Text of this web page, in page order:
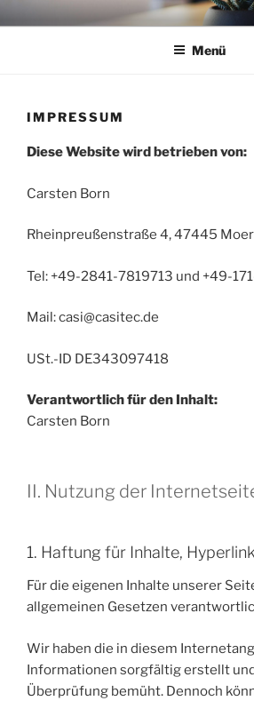
InhaltCASITEC
Der JTL-Servicepartner, der mehr kann als
Menü
IMPRESSUM
Diese Website wird betrieben von:
Carsten Born
Rheinpreußenstraße 4, 47445
Tel: +49-2841-7819713 und +49-
Mail: casi@casitec.de
USt.-ID DE343097418
Verantwortlich für den Inhalt:
Carsten Born
II. Nutzung der
1. Haftung für Inhalte,
Für die eigenen Inhalte unserer
allgemeinen Gesetzen
Wir haben die in diesem
Informationen sorgfältig erstellt
Überprüfung bemüht. Dennoch